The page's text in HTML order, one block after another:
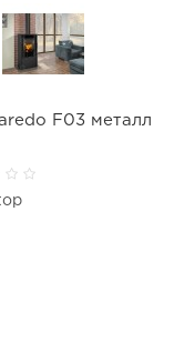
F03 металл